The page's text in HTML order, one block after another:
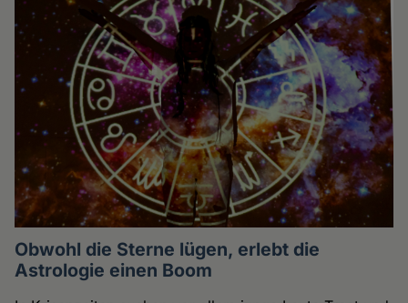
Obwohl die Sterne lügen, erlebt die
Astrologie einen Boom